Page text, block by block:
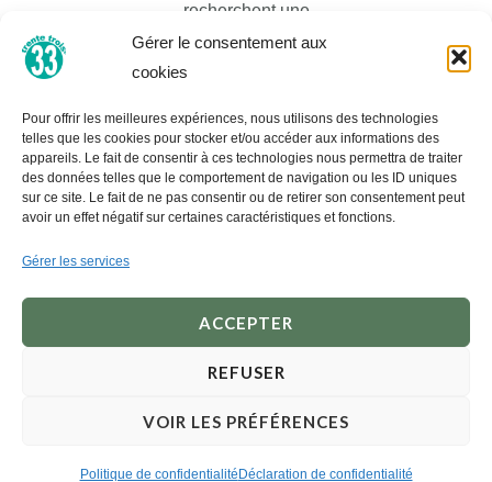
Gérer le consentement aux
cookies
Pour offrir les meilleures expériences, nous utilisons des technologies
telles que les cookies pour stocker et/ou accéder aux informations des
appareils. Le fait de consentir à ces technologies nous permettra de traiter
des données telles que le comportement de navigation ou les ID uniques
sur ce site. Le fait de ne pas consentir ou de retirer son consentement peut
avoir un effet négatif sur certaines caractéristiques et fonctions.
Gérer les services
ACCEPTER
REFUSER
VOIR LES PRÉFÉRENCES
Politique de confidentialité Déclaration de confidentialité
recherchent une
garde-robe de mode moderne et élégante pour
correspondre à leur personnalité unique. Nous sommes
large sélection de vêtements pour tous les budgets et
tous les styles de vie.
Nous réalisons tous nos propres développements de
réputation auprès de tous nos clients.
© 33 tous droits réservés | site créé par